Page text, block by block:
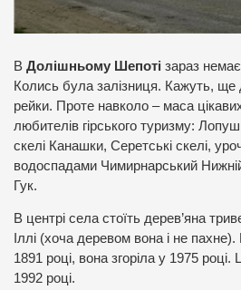
В Долішньому Шепоті зараз
Колись була залізниця. Кажуть, ще
рейки. Проте навколо – маса
любителів гірського туризму:
скелі Канашки, Серетські скелі,
водоспадами Чимирнарський
Гук.
В центрі села стоїть дерев’яна
Іллі (хоча деревом вона і не
1891 році, вона згоріла у 1975
1992 році.